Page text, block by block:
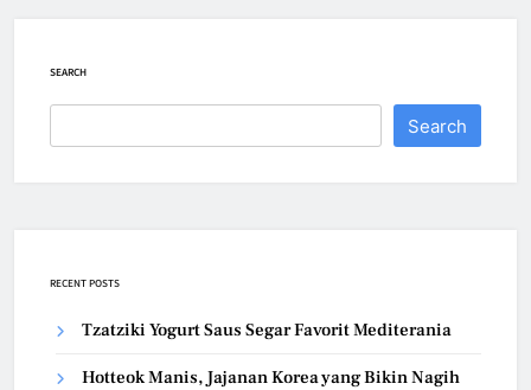
SEARCH
Search
RECENT POSTS
Tzatziki Yogurt Saus Segar Favorit Mediterania
Hotteok Manis, Jajanan Korea yang Bikin Nagih